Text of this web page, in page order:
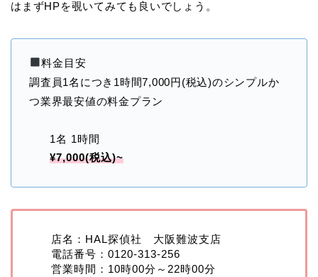
はまずHPを覗いてみても良いでしょう。
料金目安
調査員1名につき1時間7,000円(税込)のシンプルか
つ業界最安値の料金プラン
1名 1時間
¥7,000(税込)~
店名：HAL探偵社 大阪難波支店
電話番号：0120-313-256
営業時間：10時00分～22時00分